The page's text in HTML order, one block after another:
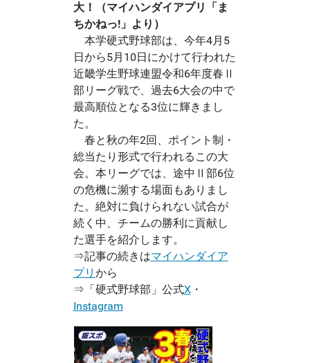
大！（マイハンダイアプリ「ま
ちかねっ!」より）
本学硬式野球部は、今年4月5
日から5月10日にかけて行われた
近畿学生野球連盟令和6年度春Ⅱ
部リーグ戦で、過去6大会の中で
最高順位となる3位に輝きまし
た。
春と秋の年2回、ポイント制・
総当たり形式で行われるこの大
会。本リーグでは、途中Ⅱ部6位
の危機に瀕する場面もありまし
た。絶対に負けられない試合が
続く中、チームの勝利に貢献し
た選手を紹介します。
⇒記事の続きはマイハンダイア
プリ から
⇒「硬式野球部」公式X・
Instagram